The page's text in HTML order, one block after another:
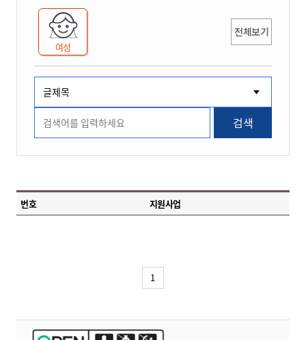
여성
전체보기
검색
번호 지원사업
1